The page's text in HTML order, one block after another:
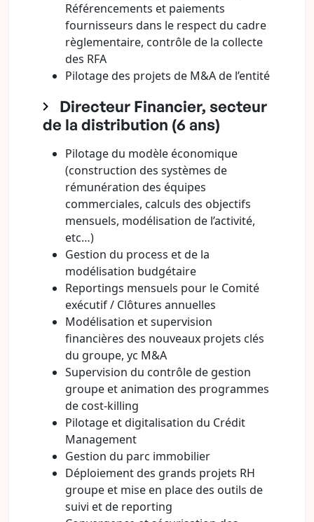
Référencements et paiements
fournisseurs dans le respect du cadre
règlementaire, contrôle de la collecte
des RFA
Pilotage des projets de M&A de l’entité
Directeur Financier, secteur
de la distribution (6 ans)
Pilotage du modèle économique
(construction des systèmes de
rémunération des équipes
commerciales, calculs des objectifs
mensuels, modélisation de l’activité,
etc…)
Gestion du process et de la
modélisation budgétaire
Reportings mensuels pour le Comité
exécutif / Clôtures annuelles
Modélisation et supervision
financières des nouveaux projets clés
du groupe, yc M&A
Supervision du contrôle de gestion
groupe et animation des programmes
de cost-killing
Pilotage et digitalisation du Crédit
Management
Gestion du parc immobilier
Déploiement des grands projets RH
groupe et mise en place des outils de
suivi et de reporting